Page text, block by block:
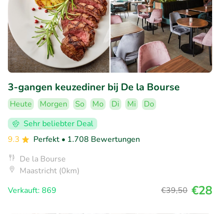
3-gangen keuzediner bij De la Bourse
Heute Morgen So Mo Di Mi
Do
Sehr beliebter Deal
9.3
Perfekt • 1.708 Bewertungen
De la Bourse
Maastricht (0km)
Verkauft: 869
€39,50 €28